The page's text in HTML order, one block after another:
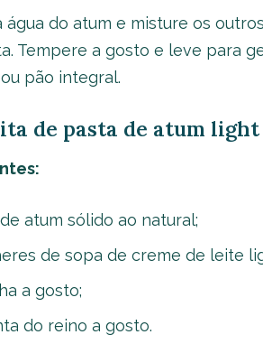
água do atum e misture os
Tempere a gosto e leve para
pão integral.
de pasta de atum
atum sólido ao natural;
de sopa de creme de leite
a gosto;
do reino a gosto.